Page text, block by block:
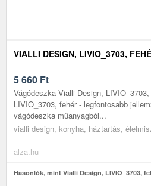
VIALLI DESIGN, LIVIO_3703,
5 660 Ft
Vágódeszka Vialli Design,
LIVIO_3703, fehér - legfontosabb
vágódeszka műanyagból...
vialli design, konyha, háztartás,
alza.hu
Hasonlók, mint Vialli Design, LIVIO_3703,